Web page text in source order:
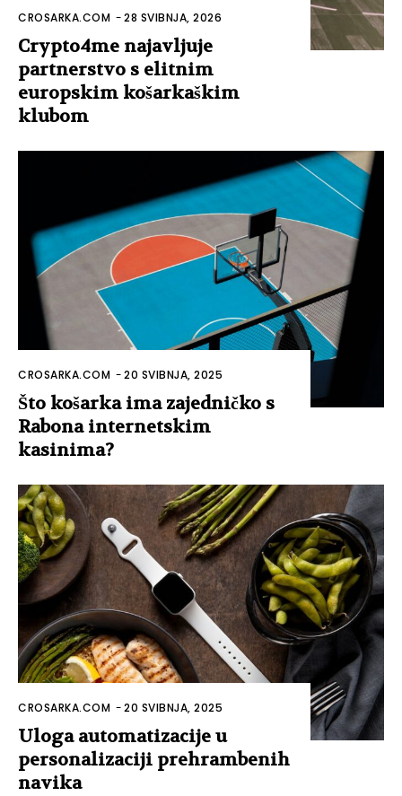
CROSARKA.COM -28 SVIBNJA, 2026
Crypto4me najavljuje
partnerstvo s elitnim
europskim košarkaškim
klubom
CROSARKA.COM -20 SVIBNJA, 2025
Što košarka ima zajedničko s
Rabona internetskim
kasinima?
CROSARKA.COM -20 SVIBNJA, 2025
Uloga automatizacije u
personalizaciji prehrambenih
navika